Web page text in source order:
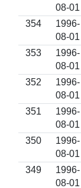
08-01
354
1996-
08-01
353
1996-
08-01
352
1996-
08-01
351
1996-
08-01
350
1996-
08-01
349
1996-
08-01